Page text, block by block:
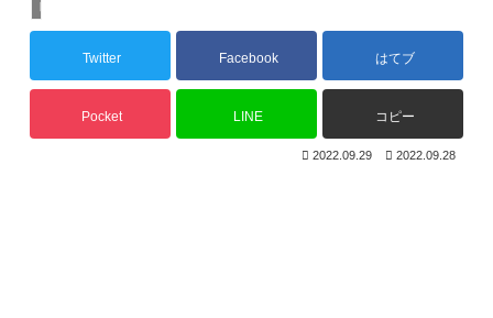
Twitter Facebook はてブ
Pocket LINE コピー
2022.09.29 2022.09.28